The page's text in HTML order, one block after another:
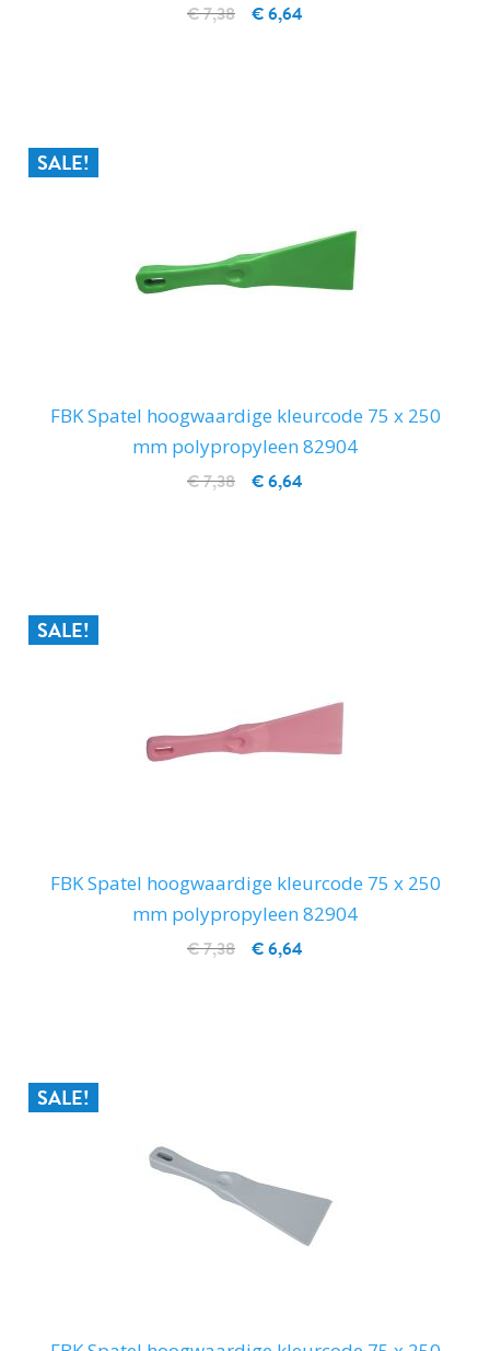
€ 6,64
€ 7,38
SALE!
FBK Spatel hoogwaardige kleurcode 75 x 250
mm polypropyleen 82904
€ 6,64
€ 7,38
SALE!
FBK Spatel hoogwaardige kleurcode 75 x 250
mm polypropyleen 82904
€ 6,64
€ 7,38
SALE!